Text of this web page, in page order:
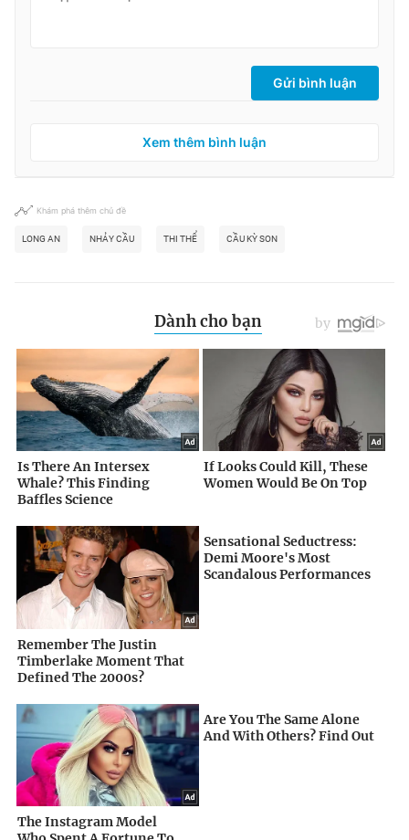
Gửi bình luận
Xem thêm bình luận
Khám phá thêm chủ đề
LONG AN NHẢY CẦU THI THỂ CẦU KỲ SON